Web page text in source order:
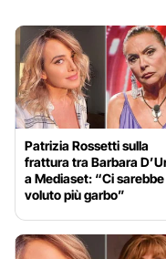
Patrizia Rossetti sulla
frattura tra Barbara
a Mediaset: “Ci sarebbe
voluto più garbo”